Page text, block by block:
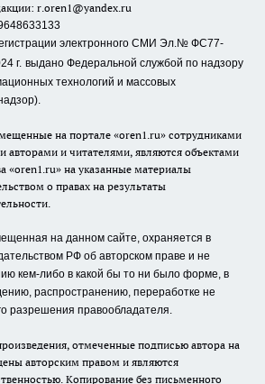
r.oren1@yandex.ru
электронного СМИ Эл.№ ФС77-
г. выдано Федеральной службой по надзору
технологий и массовых
на портале «oren1.ru» сотрудниками
авторами и читателями, являются объектами
«oren1.ru» на указанные материалы
о правах на результаты
на данном сайте, охраняется в
РФ об авторском праве и не
кем-либо в какой бы то ни было форме, в
распространению, переработке не
разрешения правообладателя.
отмеченные подписью автора на
авторским правом и являются
Копирование без письменного